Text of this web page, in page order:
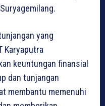
yang
Karyaputra
keuntungan finansial
dan tunjangan
membantu memenuhi